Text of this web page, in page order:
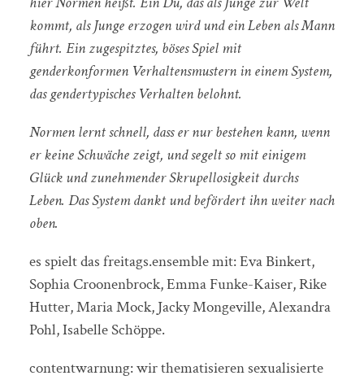
kommt, als Junge erzogen wird und ein Leben als Mann
führt. Ein zugespitztes, böses Spiel mit
genderkonformen Verhaltensmustern in einem System,
das gendertypisches Verhalten belohnt.
Normen lernt schnell, dass er nur bestehen kann, wenn
er keine Schwäche zeigt, und segelt so mit einigem
Glück und zunehmender Skrupellosigkeit durchs
Leben. Das System dankt und befördert ihn weiter nach
oben.
es spielt das freitags.ensemble mit: Eva Binkert,
Sophia Croonenbrock, Emma Funke-Kaiser, Rike
Hutter, Maria Mock, Jacky Mongeville, Alexandra
Pohl, Isabelle Schöppe.
contentwarnung: wir thematisieren sexualisierte